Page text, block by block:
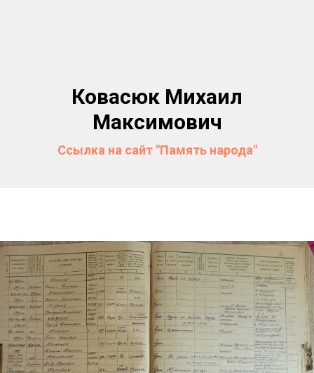
Ковасюк Михаил
Максимович
Ссылка на сайт "Память народа"